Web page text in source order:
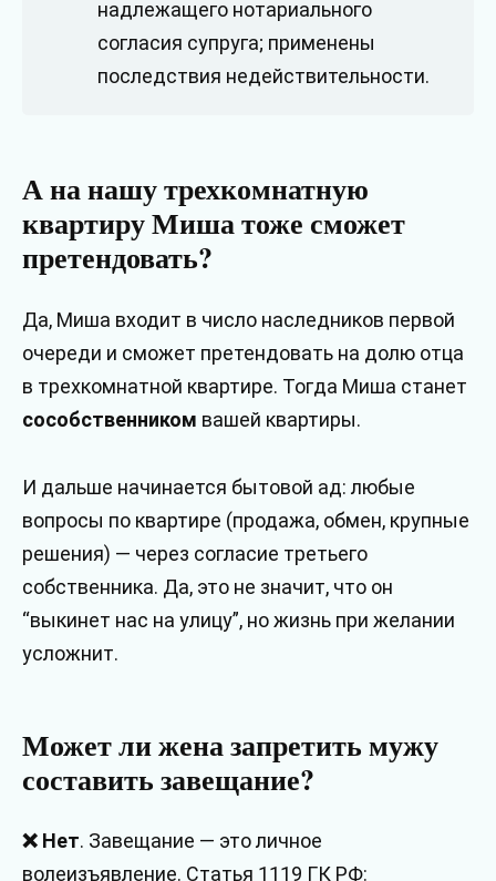
надлежащего нотариального
согласия супруга; применены
последствия недействительности.
А на нашу трехкомнатную
квартиру Миша тоже сможет
претендовать?
Да, Миша входит в число наследников первой
очереди и сможет претендовать на долю отца
в трехкомнатной квартире. Тогда Миша станет
сособственником вашей квартиры.
И дальше начинается бытовой ад: любые
вопросы по квартире (продажа, обмен, крупные
решения) — через согласие третьего
собственника. Да, это не значит, что он
“выкинет нас на улицу”, но жизнь при желании
усложнит.
Может ли жена запретить мужу
составить завещание?
❌ Нет. Завещание — это личное
волеизъявление. Статья 1119 ГК РФ: